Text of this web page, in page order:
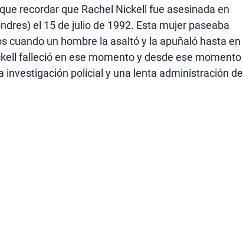
recordar que Rachel Nickell fue asesinada en
el 15 de julio de 1992. Esta mujer paseaba
cuando un hombre la asaltó y la apuñaló hasta en
falleció en ese momento y desde ese momento
investigación policial y una lenta administración de